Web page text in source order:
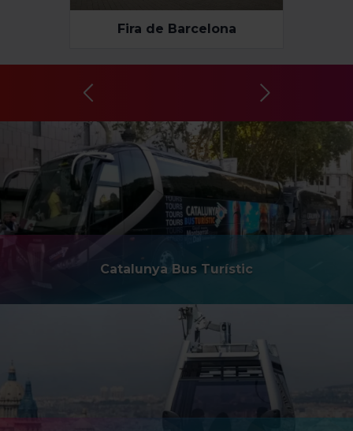
Fira de Barcelona
Catalunya Bus Turístic